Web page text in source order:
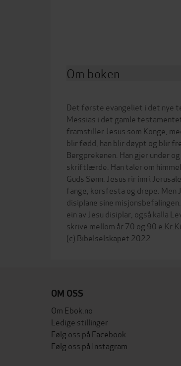
Om boken
Det første evangeliet i det nye
Messias i det gamle
framstiller Jesus som Konge,
blir fødd, han blir døypt og blir
Bergprekenen. Han gjer under
skriftlærde. Han taler om
Guds Sønn. Jesus rir inn i
fange, korsfesta og drepe. Men
disiplane sine
ein av Jesu disiplar, også kalla
skrive mellom år 70 og 90
OM OSS
Om Ebok.no
Ledige stillinger
Følg oss på Facebook
Følg oss på Instagram